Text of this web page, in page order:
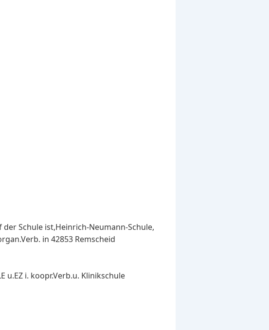
Schule ist,Heinrich-Neumann-Schule,
in 42853 Remscheid
u.EZ i. koopr.Verb.u. Klinikschule